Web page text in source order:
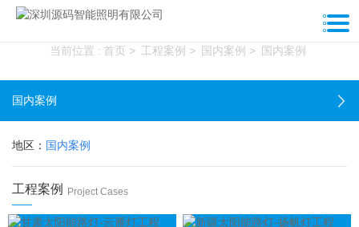
当前位置 : 首页 > 工程案例 > 国内案例 > 国内案例
国内案例
地区： 国内案例
工程案例 Project Cases